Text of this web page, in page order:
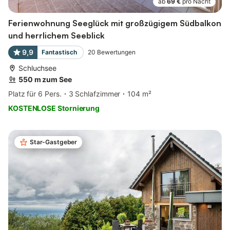
Ferienwohnung Seeglück mit großzügigem Südbalkon
und herrlichem Seeblick
9,9 Fantastisch 20 Bewertungen
Schluchsee
550 m zum See
Platz für 6 Pers.
3 Schlafzimmer
104 m²
KOSTENLOSE Stornierung
Star-Gastgeber